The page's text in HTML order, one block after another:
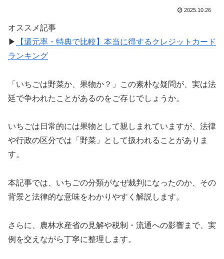
2025.10.26
オススメ記事
▶
【還元率・特典で比較】本当に得するクレジットカード
ランキング
「いちごは野菜か、果物か？」この素朴な疑問が、実は法
廷で争われたことがあるのをご存じでしょうか。
いちごは日常的には果物として親しまれていますが、法律
や行政の区分では「野菜」として扱われることがありま
す。
本記事では、いちごの分類がなぜ裁判になったのか、その
背景と法律的な意味をわかりやすく解説します。
さらに、農林水産省の見解や税制・流通への影響まで、実
例を交えながら丁寧に整理します。